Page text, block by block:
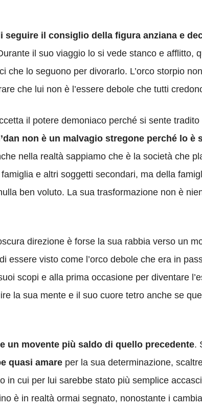
seguire il consiglio della figura anziana e
il suo viaggio lo si vede stanco e afflitto,
che lo seguono per divorarlo. L’orco storpio
che lui non è l’essere debole che tutti
il potere demoniaco perché si sente
non è un malvagio stregone perché lo è
nella realtà sappiamo che è la società che
e altri soggetti secondari, ma della
ben voluto. La sua trasformazione non è
direzione è forse la sua rabbia verso un
essere visto come l’orco debole che era in
scopi e alla prima occasione per diventare
la sua mente e il suo cuore tetro anche se
un movente più saldo di quello precedente.
quasi amare per la sua determinazione,
in cui per lui sarebbe stato più semplice
è in realtà ormai segnato, nonostante i